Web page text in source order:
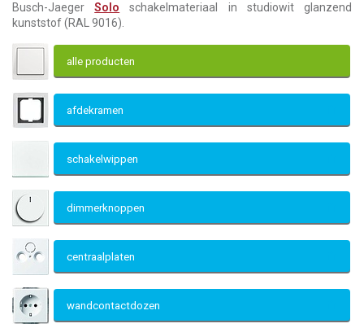
Busch-JaegerSolo schakelmateriaal in studiowit glanzend
kunststof (RAL 9016).
alle producten
afdekramen
schakelwippen
dimmerknoppen
centraalplaten
wandcontactdozen